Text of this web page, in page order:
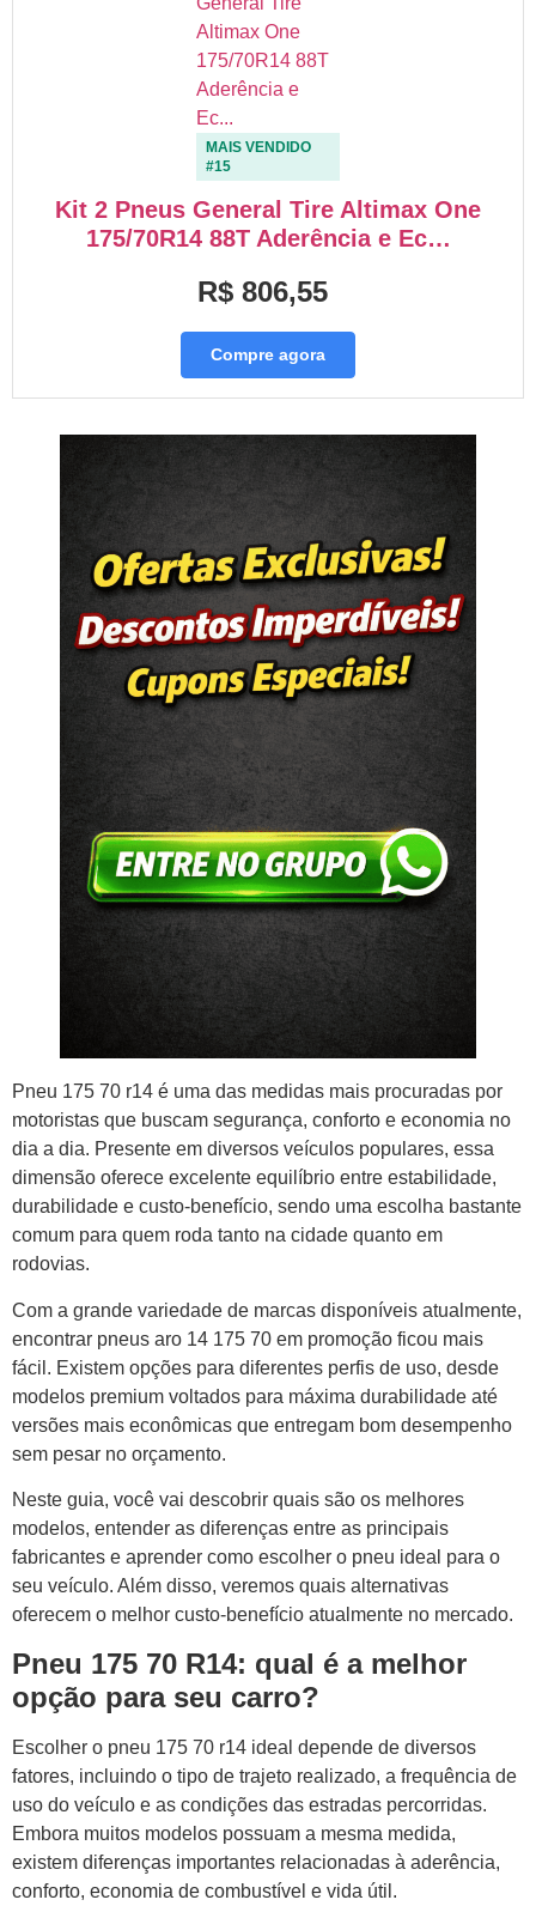
MAIS VENDIDO
#15
Kit 2 Pneus General Tire Altimax One
175/70R14 88T Aderência e Ec…
R$ 806,55
Compre agora
Pneu 175 70 r14 é uma das medidas mais procuradas por
motoristas que buscam segurança, conforto e economia no
dia a dia. Presente em diversos veículos populares, essa
dimensão oferece excelente equilíbrio entre estabilidade,
durabilidade e custo-benefício, sendo uma escolha bastante
comum para quem roda tanto na cidade quanto em
rodovias.
Com a grande variedade de marcas disponíveis atualmente,
encontrar pneus aro 14 175 70 em promoção ficou mais
fácil. Existem opções para diferentes perfis de uso, desde
modelos premium voltados para máxima durabilidade até
versões mais econômicas que entregam bom desempenho
sem pesar no orçamento.
Neste guia, você vai descobrir quais são os melhores
modelos, entender as diferenças entre as principais
fabricantes e aprender como escolher o pneu ideal para o
seu veículo. Além disso, veremos quais alternativas
oferecem o melhor custo-benefício atualmente no mercado.
Pneu 175 70 R14: qual é a melhor
opção para seu carro?
Escolher o pneu 175 70 r14 ideal depende de diversos
fatores, incluindo o tipo de trajeto realizado, a frequência de
uso do veículo e as condições das estradas percorridas.
Embora muitos modelos possuam a mesma medida,
existem diferenças importantes relacionadas à aderência,
conforto, economia de combustível e vida útil.